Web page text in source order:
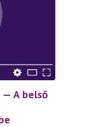
— A belső